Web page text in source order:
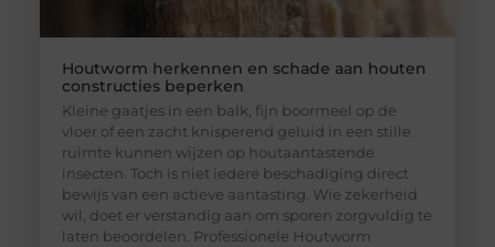
Houtworm herkennen en schade aan houten
constructies beperken
Kleine gaatjes in een balk, fijn boormeel op de
vloer of een zacht knisperend geluid in een stille
ruimte kunnen wijzen op houtaantastende
insecten. Toch is niet iedere beschadiging direct
bewijs van een actieve aantasting. Wie zekerheid
wil, doet er verstandig aan om sporen zorgvuldig te
laten beoordelen. Professionele Houtworm